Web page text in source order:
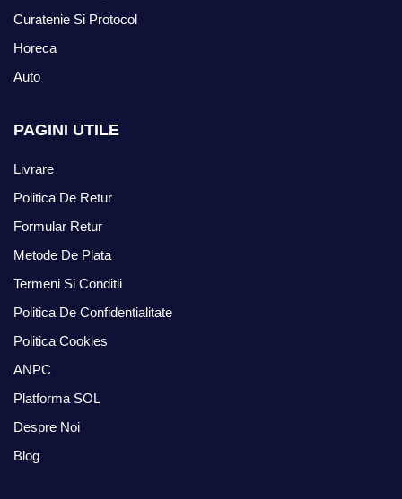
Curatenie Si Protocol
Horeca
Auto
PAGINI UTILE
Livrare
Politica De Retur
Formular Retur
Metode De Plata
Termeni Si Conditii
Politica De Confidentialitate
Politica Cookies
ANPC
Platforma SOL
Despre Noi
Blog